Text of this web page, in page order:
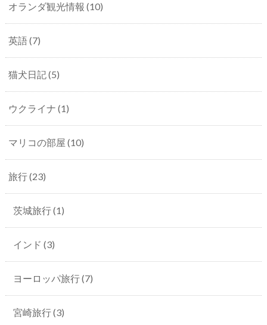
オランダ観光情報 (10)
英語(7)
猫犬日記(5)
ウクライナ (1)
マリコの部屋 (10)
旅行(23)
茨城旅行(1)
インド (3)
ヨーロッパ旅行(7)
宮崎旅行(3)